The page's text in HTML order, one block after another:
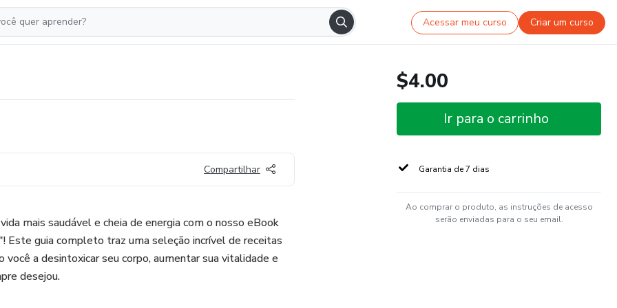
Acessar meu curso Criar um curso
Compartilhar
mais saudável e cheia de energia com o nosso eBook
Este guia completo traz uma seleção incrível de receitas
você a desintoxicar seu corpo, aumentar sua vitalidade e
desejou.
$4.00
Ir para o carrinho
Garantia de 7 dias
Ao comprar o produto, as instruções de acesso
serão enviadas para o seu email.